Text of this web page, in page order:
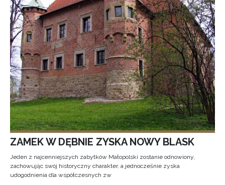
ZAMEK W DĘBNIE ZYSKA NOWY BLASK
Jeden z najcenniejszych zabytków Małopolski zostanie odnowiony,
zachowując swój historyczny charakter, a jednocześnie zyska
udogodnienia dla współczesnych zw